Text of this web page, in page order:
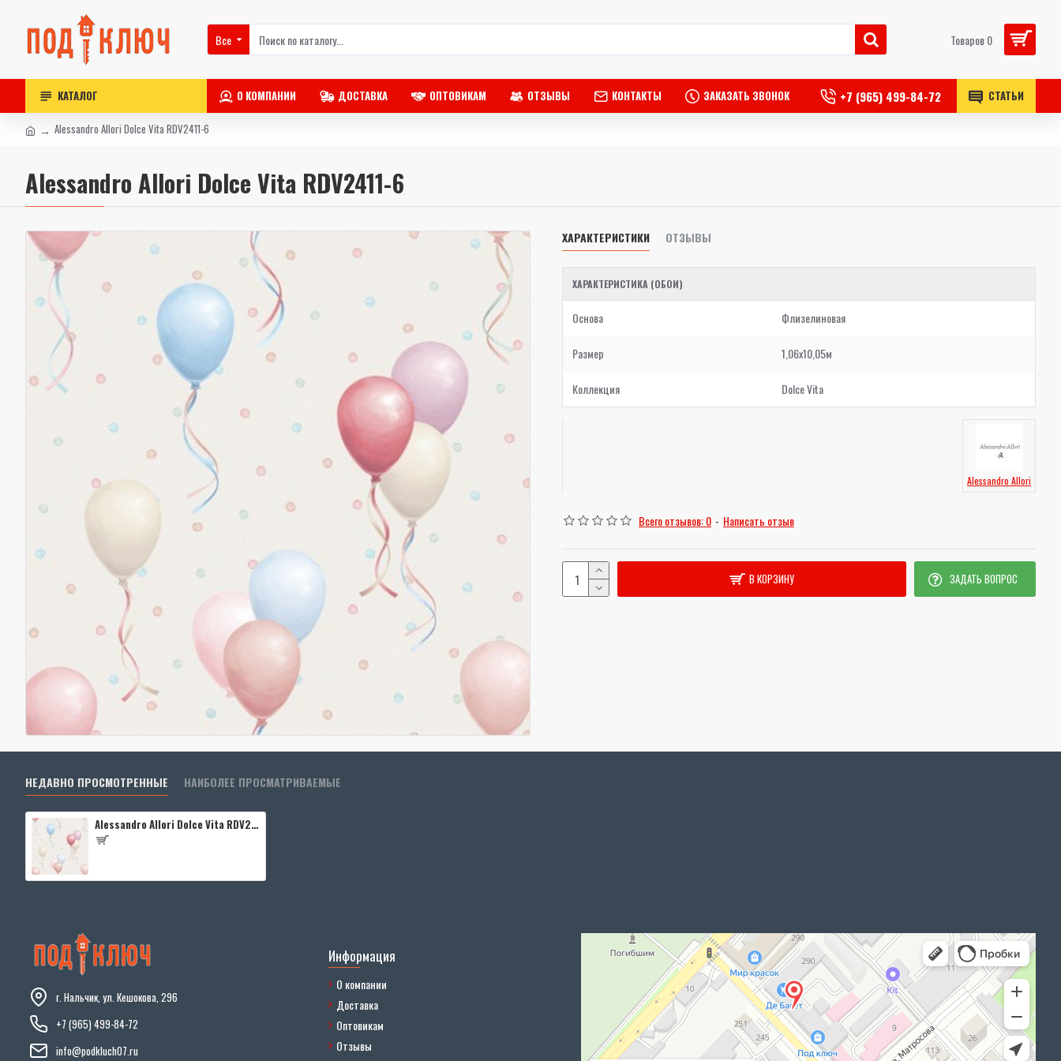
Все Товаров 0
КАТАЛОГ О КОМПАНИИ ДОСТАВКА ОПТОВИКАМ ОТЗЫВЫ КОНТАКТЫ ЗАКАЗАТЬ ЗВОНОК +7 (965) 499-84-72 СТАТЬИ
Alessandro Allori Dolce Vita RDV2411-6
Alessandro Allori Dolce Vita RDV2411-6
ХАРАКТЕРИСТИКИ ОТЗЫВЫ
ХАРАКТЕРИСТИКА (ОБОИ)
Основа Флизелиновая
Размер 1,06x10,05м
Коллекция Dolce Vita
Alessandro Allori
Всего отзывов: 0 - Написать отзыв
В КОРЗИНУ ЗАДАТЬ ВОПРОС
НЕДАВНО ПРОСМОТРЕННЫЕ НАИБОЛЕЕ ПРОСМАТРИВАЕМЫЕ
Alessandro Allori Dolce Vita RDV2411-6
г. Нальчик, ул. Кешокова, 296
+7 (965) 499-84-72
info@podkluch07.ru
Информация
О компании
Доставка
Оптовикам
Отзывы